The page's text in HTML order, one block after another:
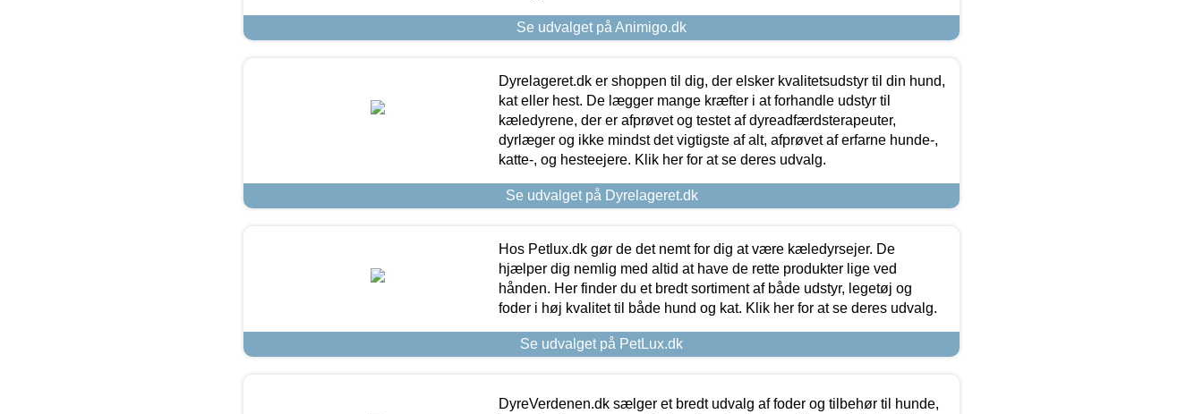
Se udvalget på Animigo.dk
Dyrelageret.dk er shoppen til dig, der elsker kvalitetsudstyr til din hund,
kat eller hest. De lægger mange kræfter i at forhandle udstyr til
kæledyrene, der er afprøvet og testet af dyreadfærdsterapeuter,
dyrlæger og ikke mindst det vigtigste af alt, afprøvet af erfarne hunde-,
katte-, og hesteejere. Klik her for at se deres udvalg.
Se udvalget på Dyrelageret.dk
Hos Petlux.dk gør de det nemt for dig at være kæledyrsejer. De
hjælper dig nemlig med altid at have de rette produkter lige ved
hånden. Her finder du et bredt sortiment af både udstyr, legetøj og
foder i høj kvalitet til både hund og kat. Klik her for at se deres udvalg.
Se udvalget på PetLux.dk
DyreVerdenen.dk sælger et bredt udvalg af foder og tilbehør til hunde,